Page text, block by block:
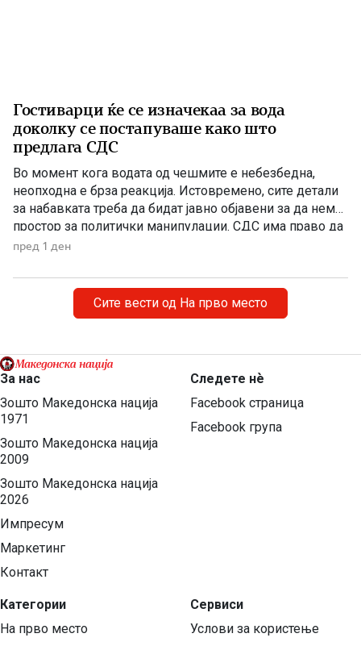
Гостиварци ќе се изначекаа за вода
доколку се постапуваше како што
предлага СДС
Во момент кога водата од чешмите е небезбедна,
неопходна е брза реакција. Истовремено, сите детали
за набавката треба да бидат јавно објавени за да нема
простор за политички манипулации. СДС има право да
бара отчетност, но останува прашањето дали во ваква
чекаат да заврши тендерската постапка додека се
соочуваат […]
пред 1 ден
Сите вести од На прво место
За нас
Зошто Македонска нација
1971
Зошто Македонска нација
2009
Зошто Македонска нација
2026
Импресум
Маркетинг
Контакт
Категории
На прво место
Следете нѐ
Facebook страница
Facebook група
Сервиси
Услови за користење